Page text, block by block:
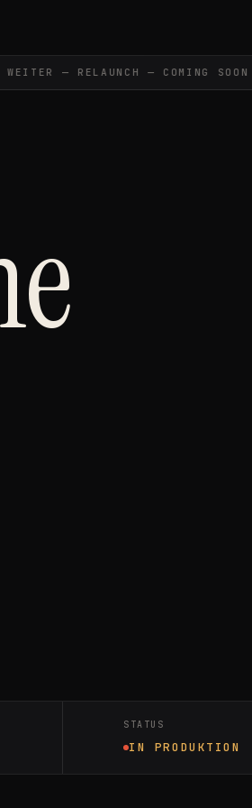
— RELAUNCH — COMING SOON
STATUS
IN PRODUKTION